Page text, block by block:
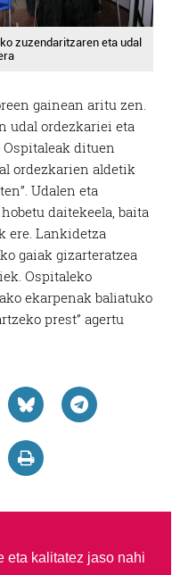
zuzendaritzaren eta udal
gainean aritu zen.
udal ordezkariei eta
dituen
ordezkarien aldetik
Udalen eta
daitekeela, baita
ere. Lankidetza
gaiak gizarteratzea
Ospitaleko
ekarpenak baliatuko
prest” agertu
eta kalitatez jaso nahi